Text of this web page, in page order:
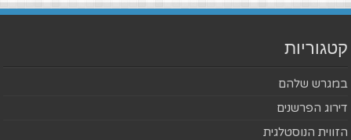
קטגוריות
במגרש שלהם
דירוג הפרשנים
הזווית הנוסטלגית